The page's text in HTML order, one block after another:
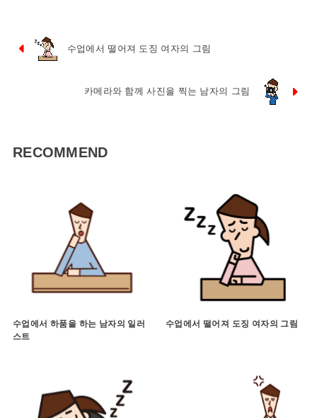
수업에서 떨어져 도징 여자의 그림
카메라와 함께 사진을 찍는 남자의 그림
RECOMMEND
수업에서 하품을 하는 남자의 일러
스트
수업에서 떨어져 도징 여자의 그림